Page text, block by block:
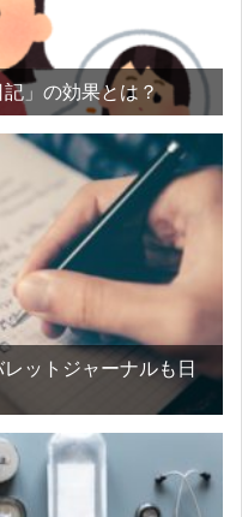
」の効果とは？
ットジャーナルも日